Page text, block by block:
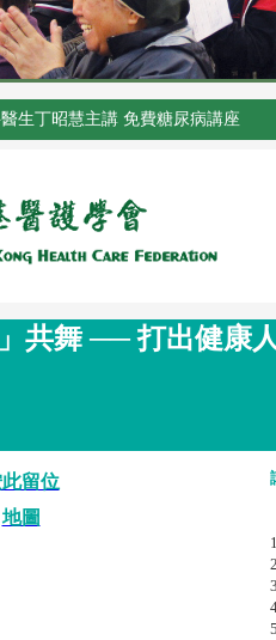
生丁昭慧主講 免費糖尿病講座
共舞 ── 打出健康
留位
地圖